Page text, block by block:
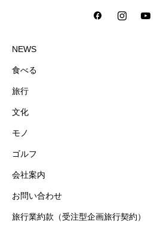
NEWS
食べる
旅行
文化
モノ
ゴルフ
会社案内
お問い合わせ
旅行業約款（受注型企画旅行契約）